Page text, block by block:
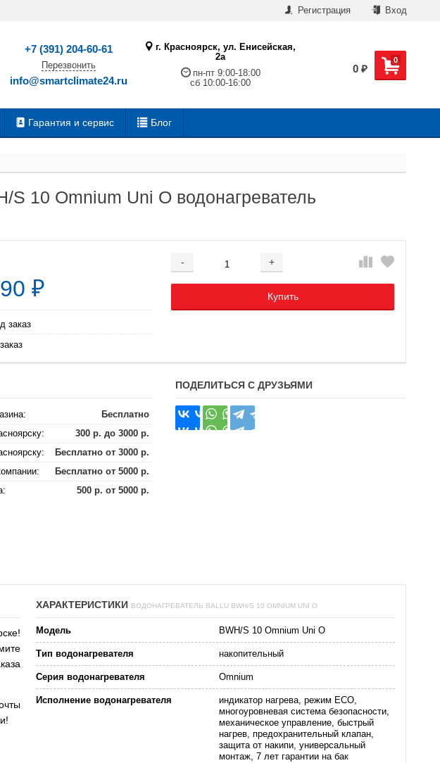
Регистрация Вход
+7 (391) 204-60-61
Перезвонить
info@smartclimate24.ru
г. Красноярск, ул. Енисейская,
2а
пн-пт 9:00-18:00
сб 10:00-16:00
0
0 ₽
Гарантия и сервис Блог
S 10 Omnium Uni O водонагреватель
- +
Добавляется...
Купить
Добавлен
₽
заказ
Бесплатно
300 р. до 3000 р.
Бесплатно от 3000 р.
Бесплатно от 5000 р.
500 р. от 5000 р.
ПОДЕЛИТЬСЯ С ДРУЗЬЯМИ
ХАРАКТЕРИСТИКИ ВОДОНАГРЕВАТЕЛЬ BALLU BWH/S 10 OMNIUM UNI O
Модель BWH/S 10 Omnium Uni O
Тип водонагревателя накопительный
Серия водонагревателя Omnium
Исполнение водонагревателя
индикатор нагрева, режим ECO,
многоуровневая система безопасности,
механическое управление, быстрый
нагрев, предохранительный клапан,
защита от накипи, универсальный
монтаж, 7 лет гарантии на бак